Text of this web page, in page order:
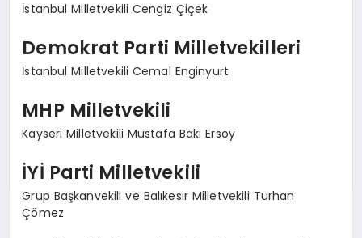
İstanbul Milletvekili Cengiz Çiçek
Demokrat Parti Milletvekilleri
İstanbul Milletvekili Cemal Enginyurt
MHP Milletvekili
Kayseri Milletvekili Mustafa Baki Ersoy
İYİ Parti Milletvekili
Grup Başkanvekili ve Balıkesir Milletvekili Turhan
Çömez